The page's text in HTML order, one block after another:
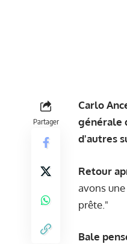
Partager
Carlo
générale
d'autres
Retour
avons
prête."
Bale